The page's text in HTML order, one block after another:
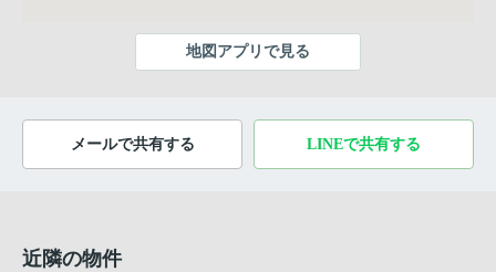
地図アプリで見る
メールで共有する LINEで共有する
近隣の物件